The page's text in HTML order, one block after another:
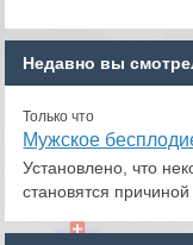
Недавно вы
Только что
Мужское
Установлено, что
становятся